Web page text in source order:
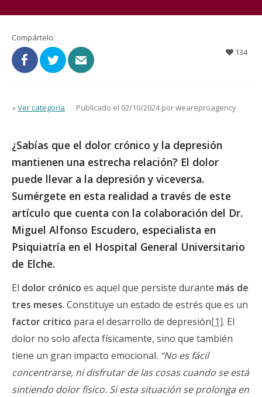
Compártelo:
134
« Ver categoría Publicado el 02/10/2024 por weareproagency
¿Sabías que el dolor crónico y la depresión
mantienen una estrecha relación? El dolor
puede llevar a la depresión y viceversa.
Sumérgete en esta realidad a través de este
artículo que cuenta con la colaboración del Dr.
Miguel Alfonso Escudero, especialista en
Psiquiatría en el Hospital General Universitario
de Elche.
El dolor crónico es aquel que persiste durante más de
tres meses. Constituye un estado de estrés que es un
factor crítico para el desarrollo de depresión[1]. El
dolor no solo afecta físicamente, sino que también
tiene un gran impacto emocional. “No es fácil
concentrarse, ni disfrutar de las cosas cuando se está
sintiendo dolor físico. Si esta situación se prolonga en